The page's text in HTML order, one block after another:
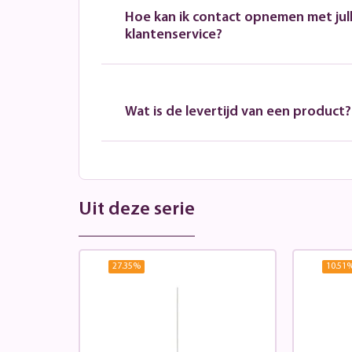
Hoe kan ik contact opnemen met
klantenservice?
Wat is de levertijd van een product?
Uit deze serie
27.35% 10.51